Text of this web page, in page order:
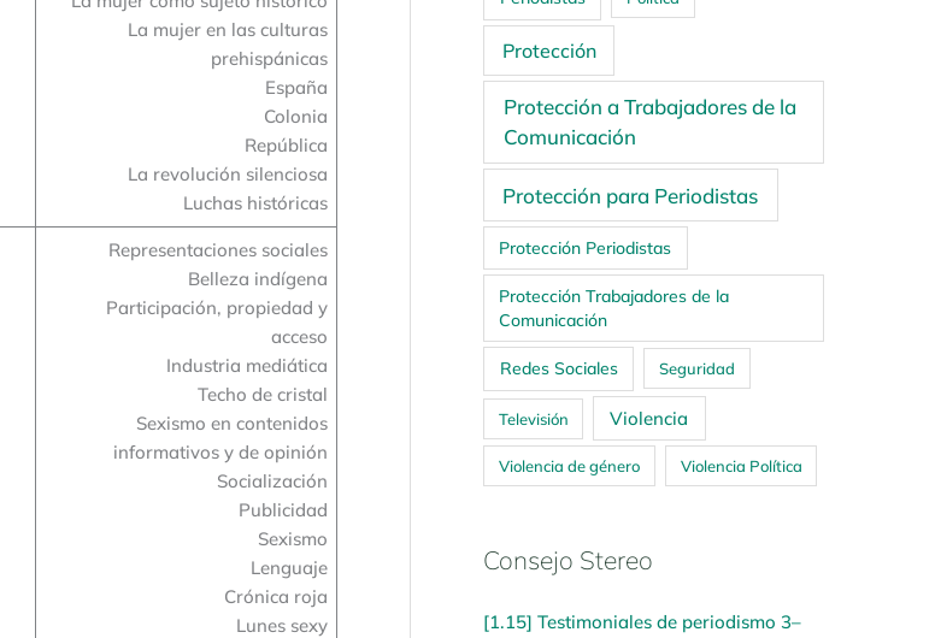
La mujer en las culturas
prehispánicas
España
Colonia
República
La revolución silenciosa
Luchas históricas
Representaciones sociales
Belleza indígena
Participación, propiedad y
acceso
Industria mediática
Techo de cristal
Sexismo en contenidos
informativos y de opinión
Socialización
Publicidad
Sexismo
Lenguaje
Crónica roja
Lunes sexy
Protección
Protección a Trabajadores de la
Comunicación
Protección para Periodistas
Protección Periodistas
Protección Trabajadores de la
Comunicación
Redes Sociales Seguridad
Televisión Violencia
Violencia de género Violencia Política
Consejo Stereo
[1.15] Testimoniales de periodismo 3–